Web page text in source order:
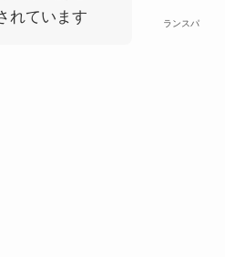
ランスパ
れています